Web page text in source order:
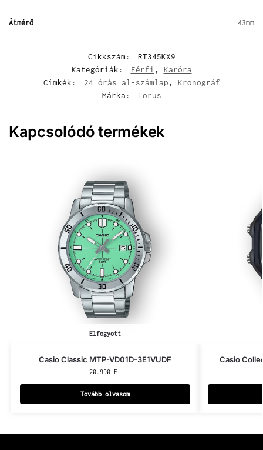
Átmérő 43mm
Cikkszám:
RT345KX9
Kategóriák:
Férfi , Karóra
Címkék:
24 órás al-számlap, Kronográf
Márka:
Lorus
Kapcsolódó termékek
Elfogyott
Casio Classic MTP-VD01D-3E1VUDF
20.990 Ft
Tovább olvasom
Casio